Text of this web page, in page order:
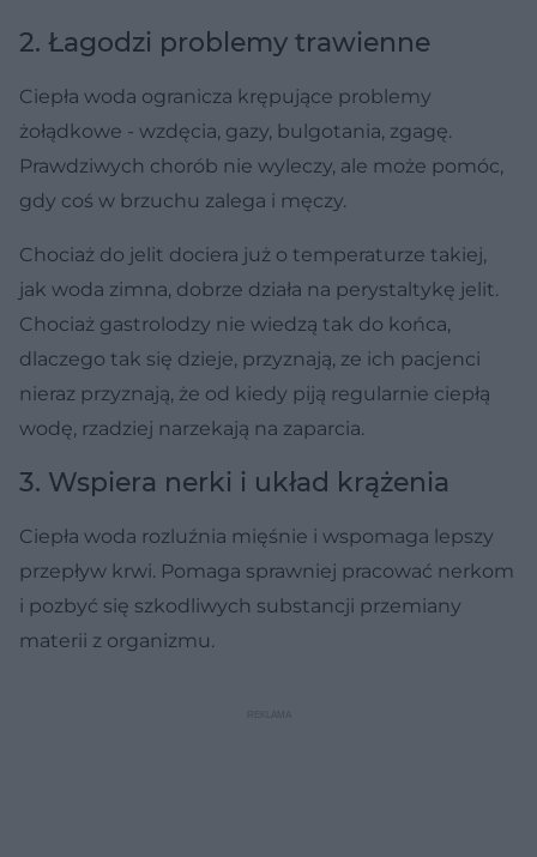
2. Łagodzi problemy trawienne
Ciepła woda ogranicza krępujące problemy
żołądkowe - wzdęcia, gazy, bulgotania, zgagę.
Prawdziwych chorób nie wyleczy, ale może pomóc,
gdy coś w brzuchu zalega i męczy.
Chociaż do jelit dociera już o temperaturze takiej,
jak woda zimna, dobrze działa na perystaltykę jelit.
Chociaż gastrolodzy nie wiedzą tak do końca,
dlaczego tak się dzieje, przyznają, ze ich pacjenci
nieraz przyznają, że od kiedy piją regularnie ciepłą
wodę, rzadziej narzekają na zaparcia.
3. Wspiera nerki i układ krążenia
Ciepła woda rozluźnia mięśnie i wspomaga lepszy
przepływ krwi. Pomaga sprawniej pracować nerkom
i pozbyć się szkodliwych substancji przemiany
materii z organizmu.